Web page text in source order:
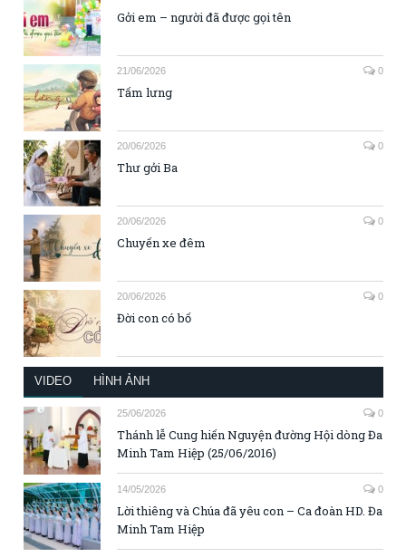
Gởi em – người đã được gọi tên
21/06/2026 0
Tấm lưng
20/06/2026 0
Thư gởi Ba
20/06/2026 0
Chuyến xe đêm
20/06/2026 0
Đời con có bố
VIDEO HÌNH ẢNH
25/06/2026 0
Thánh lễ Cung hiến Nguyện đường Hội dòng Đa
Minh Tam Hiệp (25/06/2016)
14/05/2026 0
Lời thiêng và Chúa đã yêu con – Ca đoàn HD. Đa
Minh Tam Hiệp